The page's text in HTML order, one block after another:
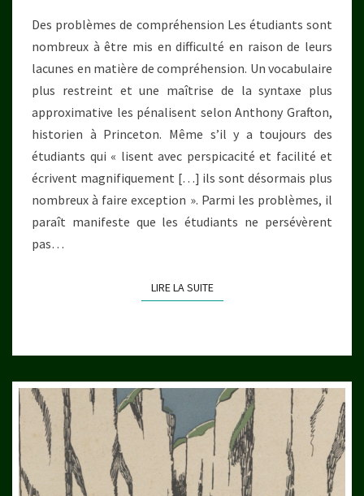
Des problèmes de compréhension Les étudiants sont
nombreux à être mis en difficulté en raison de leurs
lacunes en matière de compréhension. Un vocabulaire
plus restreint et une maîtrise de la syntaxe plus
approximative les pénalisent selon Anthony Grafton,
historien à Princeton. Même s’il y a toujours des
étudiants qui « lisent avec perspicacité et facilité et
écrivent magnifiquement […] ils sont désormais plus
nombreux à faire exception ». Parmi les problèmes, il
paraît manifeste que les étudiants ne persévèrent
pas…
LIRE LA SUITELIRE LA SUITE